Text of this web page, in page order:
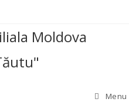
Moldova
Menu